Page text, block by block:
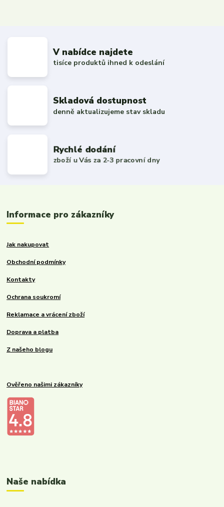
V nabídce najdete
tisíce produktů ihned k odeslání
Skladová dostupnost
denně aktualizujeme stav skladu
Rychlé dodání
zboží u Vás za 2-3 pracovní dny
Informace pro zákazníky
Jak nakupovat
Obchodní podmínky
Kontakty
Ochrana soukromí
Reklamace a vrácení zboží
Doprava a platba
Z našeho blogu
Ověřeno našimi zákazníky
Naše nabídka